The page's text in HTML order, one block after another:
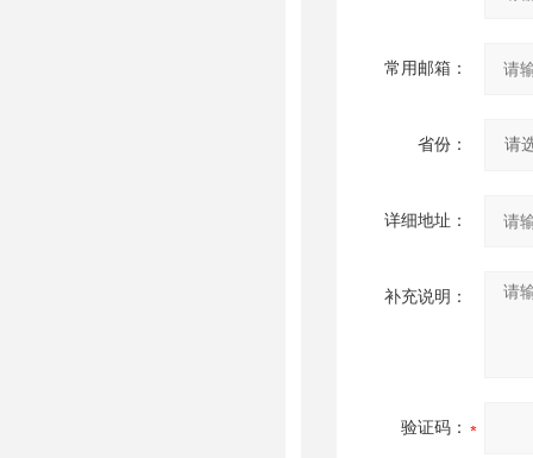
常用邮箱：
省份：
详细地址：
补充说明：
验证码：